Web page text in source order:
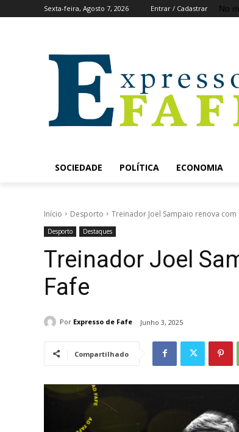
Sexta-feira, Agosto 7, 2026 Entrar / Cadastrar No
SOCIEDADE POLÍTICA ECONOMIA
Início Desporto Treinador Joel Sampaio renova com
Desporto Destaques
Treinador Joel
Fafe
Por Expresso de Fafe Junho 3, 2025
Compartilhado